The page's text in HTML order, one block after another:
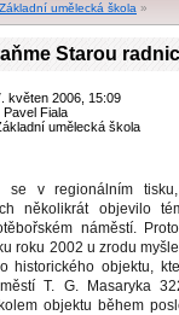
Základní umělecká škola »
Starou
květen 2006, 15:09
Pavel Fiala
umělecká škola
se v regionálním
několikrát objevilo
náměstí.
roku 2002 u zrodu
historického objektu,
T. G. Masaryka
objektu během